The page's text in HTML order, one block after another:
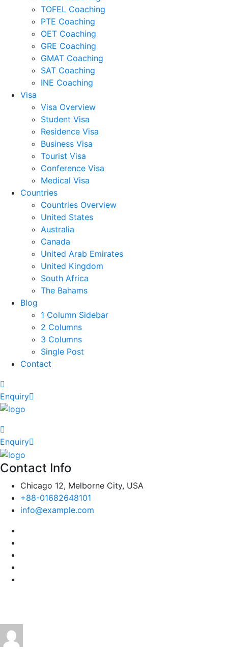
TOFEL Coaching
PTE Coaching
OET Coaching
GRE Coaching
GMAT Coaching
SAT Coaching
INE Coaching
Visa
Visa Overview
Student Visa
Residence Visa
Business Visa
Tourist Visa
Conference Visa
Medical Visa
Countries
Countries Overview
United States
Australia
Canada
United Arab Emirates
United Kingdom
South Africa
The Bahams
Blog
1 Column Sidebar
2 Columns
3 Columns
Single Post
Contact
Enquiry
Enquiry
Contact Info
Chicago 12, Melborne City, USA
+88-01682648101
info@example.com